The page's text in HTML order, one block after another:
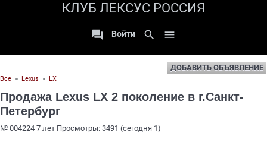
КЛУБ ЛЕКСУС РОССИЯ
 Войти search 
ДОБАВИТЬ ОБЪЯВЛЕНИЕ
Все » Lexus » LX
Продажа Lexus LX 2 поколение в г.Санкт-
Петербург
№ 004224 7 лет Просмотры: 3491 (сегодня 1)